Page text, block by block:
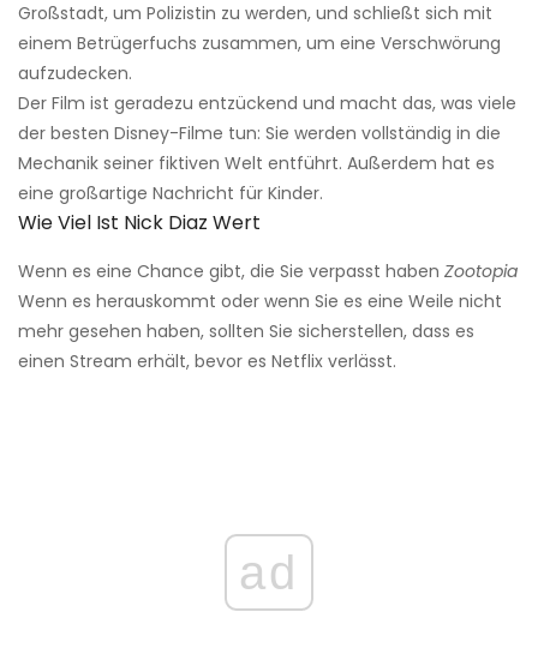
Großstadt, um Polizistin zu werden, und schließt sich mit
einem Betrügerfuchs zusammen, um eine Verschwörung
aufzudecken.
Der Film ist geradezu entzückend und macht das, was viele
der besten Disney-Filme tun: Sie werden vollständig in die
Mechanik seiner fiktiven Welt entführt. Außerdem hat es
eine großartige Nachricht für Kinder.
Wie Viel Ist Nick Diaz Wert
Wenn es eine Chance gibt, die Sie verpasst haben Zootopia
Wenn es herauskommt oder wenn Sie es eine Weile nicht
mehr gesehen haben, sollten Sie sicherstellen, dass es
einen Stream erhält, bevor es Netflix verlässt.
ad